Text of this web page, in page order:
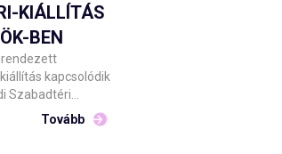
KIÁLLÍTÁS
BEN
kapcsolódik
Szabadtéri
Július 17-
a kétszintes tárlat,
Tovább